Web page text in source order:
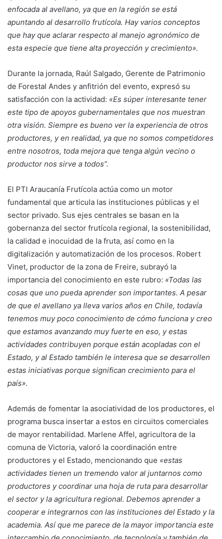
enfocada al avellano, ya que en la región se está
apuntando al desarrollo frutícola. Hay varios conceptos
que hay que aclarar respecto al manejo agronómico de
esta especie que tiene alta proyección y crecimiento».
Durante la jornada, Raúl Salgado, Gerente de Patrimonio
de Forestal Andes y anfitrión del evento, expresó su
satisfacción con la actividad: «Es súper interesante tener
este tipo de apoyos gubernamentales que nos muestran
otra visión. Siempre es bueno ver la experiencia de otros
productores, y en realidad, ya que no somos competidores
entre nosotros, toda mejora que tenga algún vecino o
productor nos sirve a todos”.
El PTI Araucanía Frutícola actúa como un motor
fundamental que articula las instituciones públicas y el
sector privado. Sus ejes centrales se basan en la
gobernanza del sector frutícola regional, la sostenibilidad,
la calidad e inocuidad de la fruta, así como en la
digitalización y automatización de los procesos. Robert
Vinet, productor de la zona de Freire, subrayó la
importancia del conocimiento en este rubro: «Todas las
cosas que uno pueda aprender son importantes. A pesar
de que el avellano ya lleva varios años en Chile, todavía
tenemos muy poco conocimiento de cómo funciona y creo
que estamos avanzando muy fuerte en eso, y estas
actividades contribuyen porque están acopladas con el
Estado, y al Estado también le interesa que se desarrollen
estas iniciativas porque significan crecimiento para el
país».
Además de fomentar la asociatividad de los productores, el
programa busca insertar a estos en circuitos comerciales
de mayor rentabilidad. Marlene Affel, agricultora de la
comuna de Victoria, valoró la coordinación entre
productores y el Estado, mencionando que «estas
actividades tienen un tremendo valor al juntarnos como
productores y coordinar una hoja de ruta para desarrollar
el sector y la agricultura regional. Debemos aprender a
cooperar e integrarnos con las instituciones del Estado y la
academia. Así que me parece de la mayor importancia este